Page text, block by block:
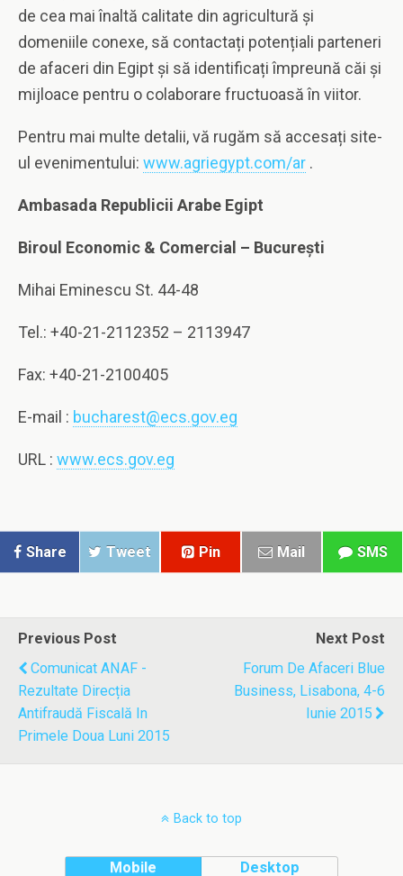
de cea mai înaltă calitate din agricultură și
domeniile conexe, să contactați potențiali parteneri
de afaceri din Egipt și să identificați împreună căi și
mijloace pentru o colaborare fructuoasă în viitor.
Pentru mai multe detalii, vă rugăm să accesați site-
ul evenimentului: www.agriegypt.com/ar .
Ambasada Republicii Arabe Egipt
Biroul Economic & Comercial – București
Mihai Eminescu St. 44-48
Tel.: +40-21-2112352 – 2113947
Fax: +40-21-2100405
E-mail : bucharest@ecs.gov.eg
URL : www.ecs.gov.eg
Share Tweet Pin Mail SMS
Previous Post
Comunicat ANAF -
Rezultate Direcția
Antifraudă Fiscală In
Primele Doua Luni 2015
Next Post
Forum De Afaceri Blue
Business, Lisabona, 4-6
Iunie 2015
Back to top
Mobile Desktop